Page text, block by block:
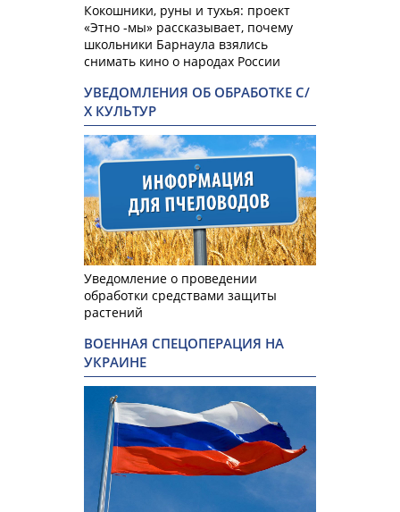
Кокошники, руны и тухья: проект
«Этно -мы» рассказывает, почему
школьники Барнаула взялись
снимать кино о народах России
УВЕДОМЛЕНИЯ ОБ ОБРАБОТКЕ С/
Х КУЛЬТУР
Уведомление о проведении
обработки средствами защиты
растений
ВОЕННАЯ СПЕЦОПЕРАЦИЯ НА
УКРАИНЕ